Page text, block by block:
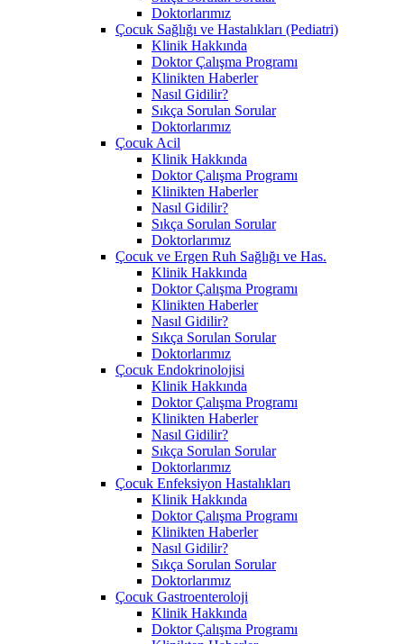
Doktorlarımız
Çocuk Sağlığı ve Hastalıkları (Pediatri)
Klinik Hakkında
Doktor Çalışma Programı
Klinikten Haberler
Nasıl Gidilir?
Sıkça Sorulan Sorular
Doktorlarımız
Çocuk Acil
Klinik Hakkında
Doktor Çalışma Programı
Klinikten Haberler
Nasıl Gidilir?
Sıkça Sorulan Sorular
Doktorlarımız
Çocuk ve Ergen Ruh Sağlığı ve Has.
Klinik Hakkında
Doktor Çalışma Programı
Klinikten Haberler
Nasıl Gidilir?
Sıkça Sorulan Sorular
Doktorlarımız
Çocuk Endokrinolojisi
Klinik Hakkında
Doktor Çalışma Programı
Klinikten Haberler
Nasıl Gidilir?
Sıkça Sorulan Sorular
Doktorlarımız
Çocuk Enfeksiyon Hastalıkları
Klinik Hakkında
Doktor Çalışma Programı
Klinikten Haberler
Nasıl Gidilir?
Sıkça Sorulan Sorular
Doktorlarımız
Çocuk Gastroenteroloji
Klinik Hakkında
Doktor Çalışma Programı